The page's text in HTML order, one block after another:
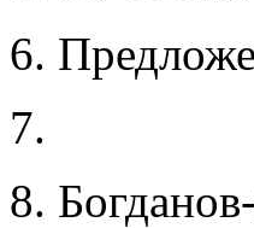
6.
7.
8.